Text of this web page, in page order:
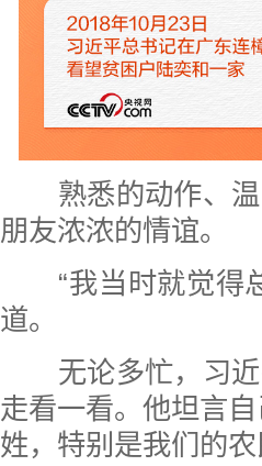
熟悉的动作、温
朋友浓浓的情谊。
“我当时就觉得总
道。
无论多忙，习近
走看一看。他坦言
姓，特别是我们的农